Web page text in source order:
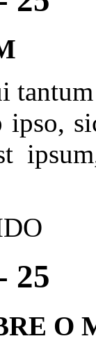
ipso,
25
O